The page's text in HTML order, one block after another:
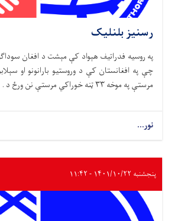
رسنیز بلنلیک
په روسیه فدراتیف هېواد کې مېشت د افغان
چې په افغانستان کې د وروستیو بارانونو او
مرستې په موخه ۳۳ ټنه خوراکي مرستې نن ورځ د . . .
نور...
پنجشنبه ۱۴۰۱/۱۰/۲۲ - ۱۱:۴۲